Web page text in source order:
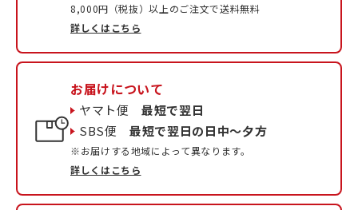
8,000円（税抜）以上のご注文で送料無料
詳しくはこちら
お届けについて
ヤマト便最短で翌日
SBS便最短で翌日の日中〜夕方
※お届けする地域によって異なります。
詳しくはこちら